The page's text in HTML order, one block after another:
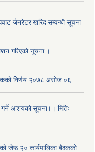
जेनरेटर खरिद सम्वन्धी सूचना
गरिएको सूचना ।
निर्णय २०७८ असोज ०६
आशयको सूचना।। मितिः
जेष्ठ २० कार्यपालिका बैठकको